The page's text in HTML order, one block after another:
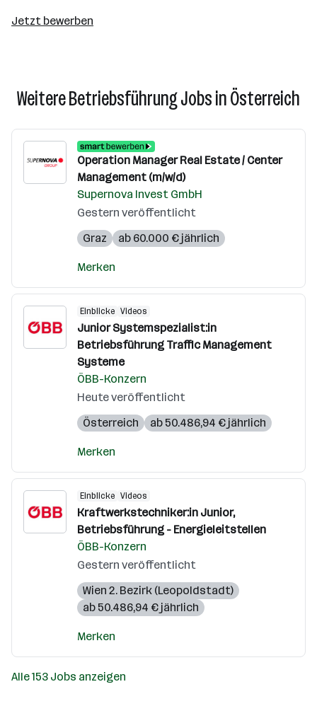
Jetzt bewerben
Weitere Betriebsführung Jobs in Österreich
Operation Manager Real Estate / Center
Management (m/w/d)
Supernova Invest GmbH
Gestern veröffentlicht
Graz
ab 60.000 € jährlich
Merken
Einblicke Videos
Junior Systemspezialist:in
Betriebsführung Traffic Management
Systeme
ÖBB-Konzern
Heute veröffentlicht
Österreich
ab 50.486,94 € jährlich
Merken
Einblicke Videos
Kraftwerkstechniker:in Junior,
Betriebsführung - Energieleitstellen
ÖBB-Konzern
Gestern veröffentlicht
Wien 2. Bezirk (Leopoldstadt)
ab 50.486,94 € jährlich
Merken
Alle 153 Jobs anzeigen